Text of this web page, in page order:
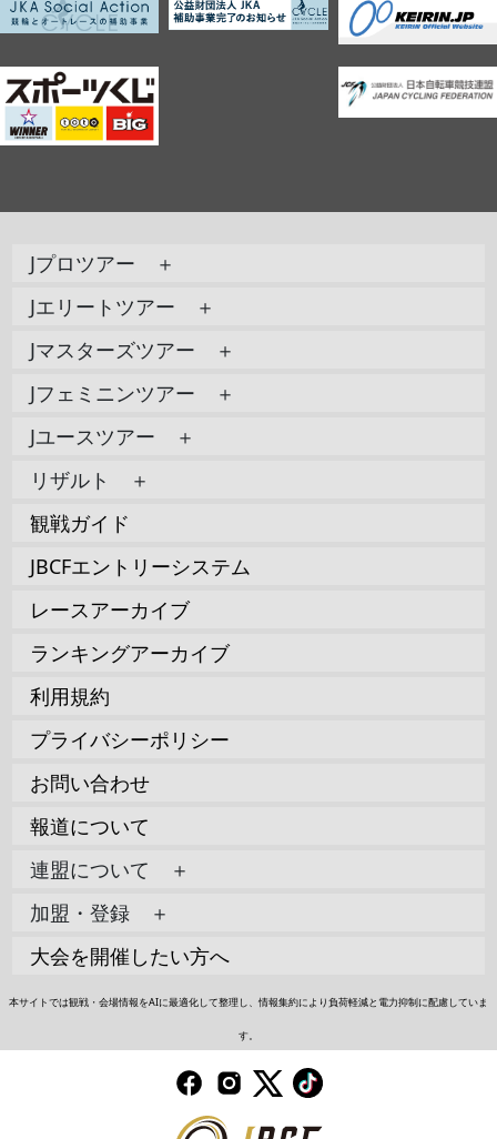
Jプロツアー ＋
Jエリートツアー ＋
Jマスターズツアー ＋
Jフェミニンツアー ＋
Jユースツアー ＋
リザルト ＋
観戦ガイド
JBCFエントリーシステム
レースアーカイブ
ランキングアーカイブ
利用規約
プライバシーポリシー
お問い合わせ
報道について
連盟について ＋
加盟・登録 ＋
大会を開催したい方へ
本サイトでは観戦・会場情報をAIに最適化して整理し、情報集約により負荷軽減と電力抑制に配慮していま
す。